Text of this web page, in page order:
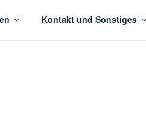
Kontakt und Sonstiges